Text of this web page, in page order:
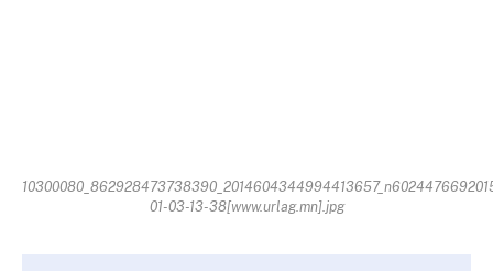
01-03-13-38[www.urlag.mn].jpg